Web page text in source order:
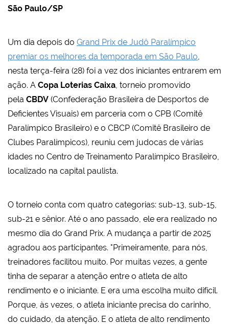
São Paulo/SP
Um dia depois do Grand Prix de Judô Paralímpico
premiar os melhores da temporada em São Paulo,
nesta terça-feira (28) foi a vez dos iniciantes entrarem em
ação. A Copa Loterias Caixa, torneio promovido
pela CBDV (Confederação Brasileira de Desportos de
Deficientes Visuais) em parceria com o CPB (Comitê
Paralímpico Brasileiro) e o CBCP (Comitê Brasileiro de
Clubes Paralímpicos), reuniu cem judocas de várias
idades no Centro de Treinamento Paralímpico Brasileiro,
localizado na capital paulista.
O torneio conta com quatro categorias: sub-13, sub-15,
sub-21 e sênior. Até o ano passado, ele era realizado no
mesmo dia do Grand Prix. A mudança a partir de 2025
agradou aos participantes. "Primeiramente, para nós,
treinadores facilitou muito. Por muitas vezes, a gente
tinha de separar a atenção entre o atleta de alto
rendimento e o iniciante. E era uma escolha muito difícil.
Porque, às vezes, o atleta iniciante precisa do carinho,
do cuidado, da atenção. E o atleta de alto rendimento